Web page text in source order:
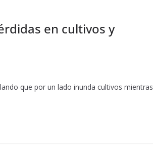
en cultivos y
que por un lado inunda cultivos mientras